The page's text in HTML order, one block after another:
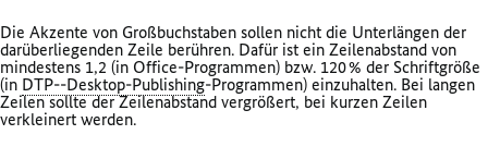
Die Akzente von Großbuchstaben sollen nicht die Unterlängen der
darüberliegenden Zeile berühren. Dafür ist ein Zeilenabstand von
mindestens 1,2 (in Office-Programmen) bzw. 120 % der Schriftgröße
(in DTP--Desktop-Publishing-Programmen) einzuhalten. Bei langen
Zeilen sollte der Zeilenabstand vergrößert, bei kurzen Zeilen
verkleinert werden.